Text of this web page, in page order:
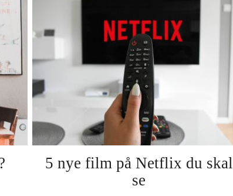
5 nye film på Netflix du skal
se